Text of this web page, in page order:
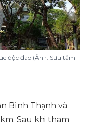
độc đáo (Ảnh: Sưu tầm
Bình Thạnh và
Sau khi tham